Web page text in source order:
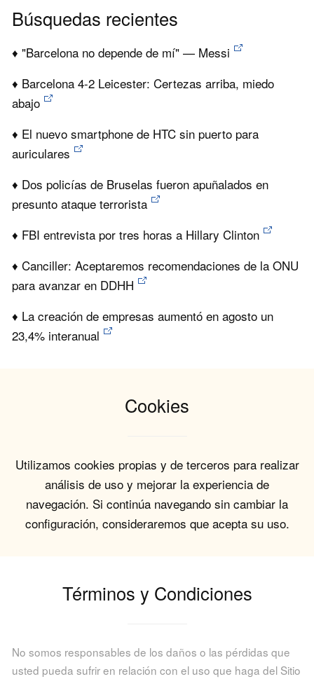
Búsquedas recientes
♦ "Barcelona no depende de mí" — Messi
♦ Barcelona 4-2 Leicester: Certezas arriba, miedo
abajo
♦ El nuevo smartphone de HTC sin puerto para
auriculares
♦ Dos policías de Bruselas fueron apuñalados en
presunto ataque terrorista
♦ FBI entrevista por tres horas a Hillary Clinton
♦ Canciller: Aceptaremos recomendaciones de la ONU
para avanzar en DDHH
♦ La creación de empresas aumentó en agosto un
23,4% interanual
Cookies
Utilizamos cookies propias y de terceros para realizar
análisis de uso y mejorar la experiencia de
navegación. Si continúa navegando sin cambiar la
configuración, consideraremos que acepta su uso.
Términos y Condiciones
No somos responsables de los daños o las pérdidas que
usted pueda sufrir en relación con el uso que haga del Sitio